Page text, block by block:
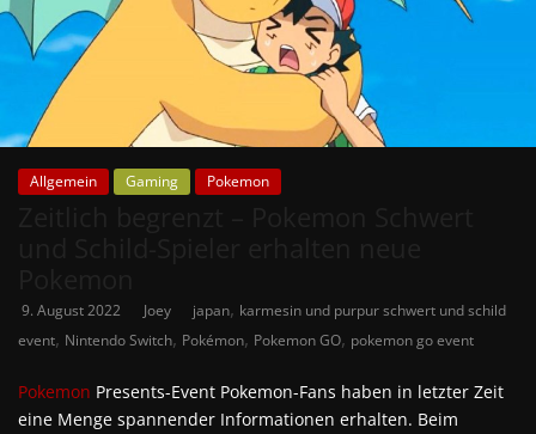
Allgemein Gaming Pokemon
9. August 2022 Joey japan, karmesin und purpur schwert und schild
event, Nintendo Switch, Pokémon, Pokemon GO, pokemon go event
Pokemon Presents-Event Pokemon-Fans haben in letzter Zeit
eine Menge spannender Informationen erhalten. Beim